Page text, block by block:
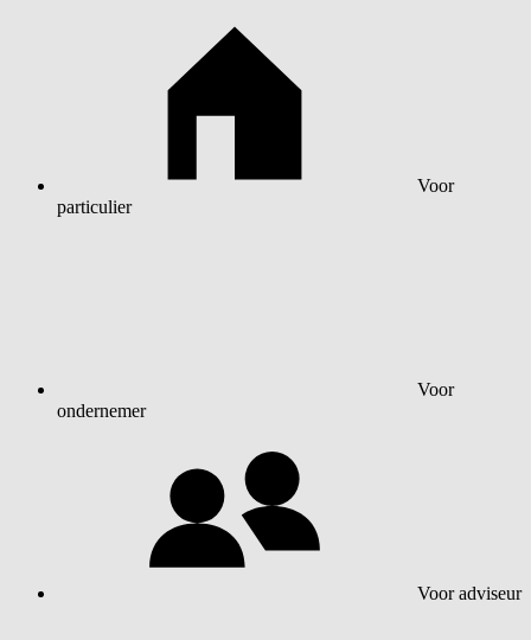
Voor
particulier
Voor
ondernemer
Voor adviseur